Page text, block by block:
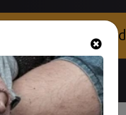
Hallgasd és nézd